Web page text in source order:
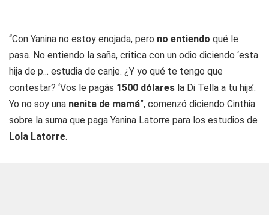
“Con Yanina no estoy enojada, pero no entiendo qué le
pasa. No entiendo la saña, critica con un odio diciendo ‘esta
hija de p... estudia de canje. ¿Y yo qué te tengo que
contestar? ‘Vos le pagás 1500 dólares la Di Tella a tu hija’.
Yo no soy una nenita de mamá”, comenzó diciendo Cinthia
sobre la suma que paga Yanina Latorre para los estudios de
Lola Latorre.